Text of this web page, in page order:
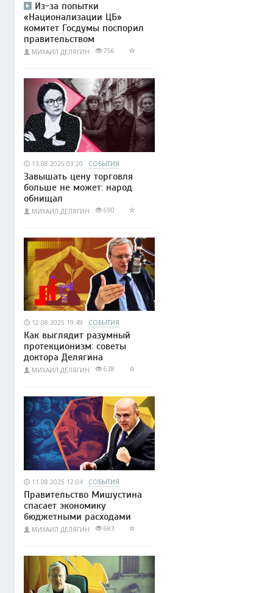
Из-за попытки
«Национализации ЦБ»
комитет Госдумы поспорил
правительством
МИХАИЛ ДЕЛЯГИН 756
13.08.2025 03:20 СОБЫТИЯ
Завышать цену торговля
больше не может: народ
обнищал
МИХАИЛ ДЕЛЯГИН 690
12.08.2025 19:49 СОБЫТИЯ
Как выглядит разумный
протекционизм: советы
доктора Делягина
МИХАИЛ ДЕЛЯГИН 638
11.08.2025 12:04 СОБЫТИЯ
Правительство Мишустина
спасает экономику
бюджетными расходами
МИХАИЛ ДЕЛЯГИН 683